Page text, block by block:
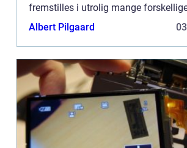
fremstilles i utrolig mange
kan derfor være svært at vide, hvilke
Albert Pilgaard